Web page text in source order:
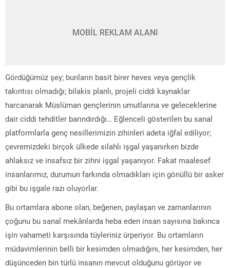
MOBİL REKLAM ALANI
Gördüğümüz şey; bunların basit birer heves veya gençlik
takıntısı olmadığı; bilakis planlı, projeli ciddi kaynaklar
harcanarak Müslüman gençlerinin umutlarına ve geleceklerine
dair ciddi tehditler barındırdığı… Eğlenceli gösterilen bu sanal
platformlarla genç nesillerimizin zihinleri adeta iğfal ediliyor;
çevremizdeki birçok ülkede silahlı işgal yaşanırken bizde
ahlaksız ve insafsız bir zihni işgal yaşanıyor. Fakat maalesef
insanlarımız, durumun farkında olmadıkları için gönüllü bir asker
gibi bu işgale razı oluyorlar.
Bu ortamlara abone olan, beğenen, paylaşan ve zamanlarının
çoğunu bu sanal mekânlarda heba eden insan sayısına bakınca
işin vahameti karşısında tüyleriniz ürperiyor. Bu ortamların
müdavimlerinin belli bir kesimden olmadığını, her kesimden, her
düşünceden bin türlü insanın mevcut olduğunu görüyor ve